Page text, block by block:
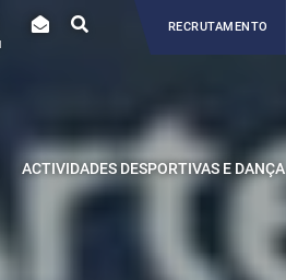
RECRUTAMENTO
ACTIVIDADES DESPORTIVAS E DANÇA